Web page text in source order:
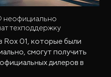
неофициально
техподдержку
Rox 01, которые были
смогут получить
дилеров в